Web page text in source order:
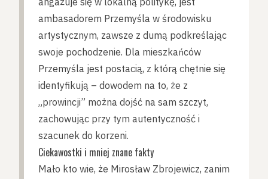
ambasadorem Przemyśla w środowisku
artystycznym, zawsze z dumą podkreślając
swoje pochodzenie. Dla mieszkańców
Przemyśla jest postacią, z którą chętnie się
identyfikują – dowodem na to, że z
„prowincji” można dojść na sam szczyt,
zachowując przy tym autentyczność i
szacunek do korzeni.
Ciekawostki i mniej znane fakty
Mało kto wie, że Mirosław Zbrojewicz, zanim